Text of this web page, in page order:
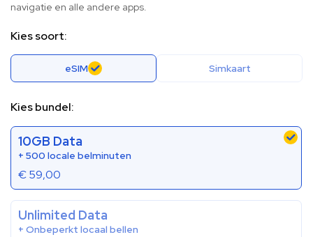
navigatie en alle andere apps.
Kies soort:
eSIM Simkaart
Kies bundel:
10GB Data
+ 500 locale belminuten
€59,00
Unlimited Data
+ Onbeperkt locaal bellen